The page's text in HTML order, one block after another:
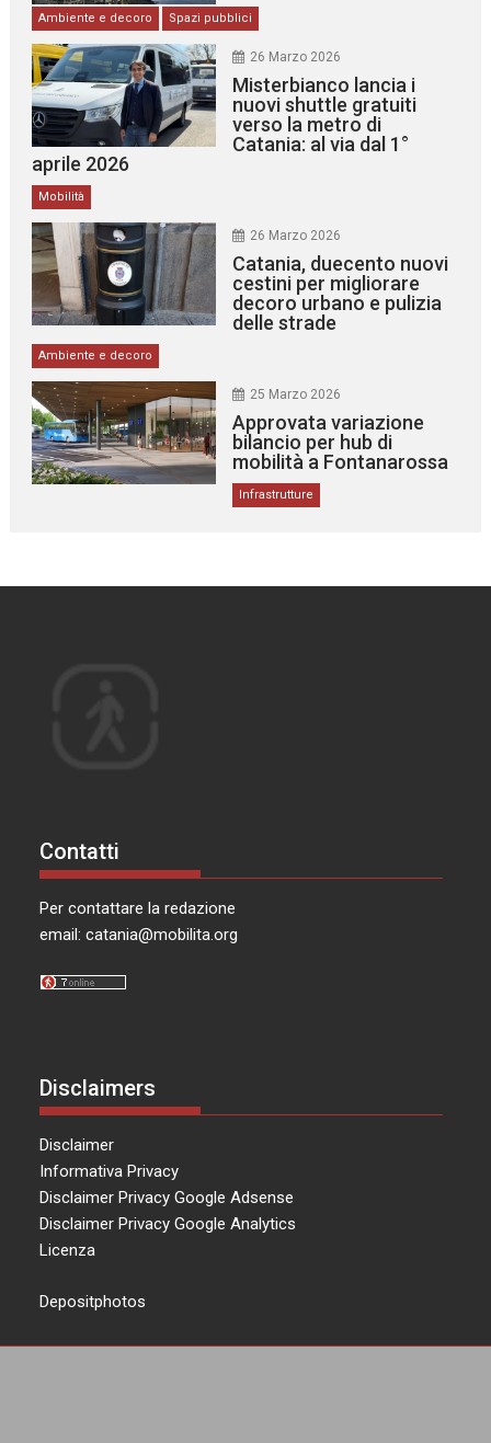
Ambiente e decoro Spazi pubblici
26 Marzo 2026
Misterbianco lancia i
nuovi shuttle gratuiti
verso la metro di
Catania: al via dal 1°
aprile 2026
Mobilità
26 Marzo 2026
Catania, duecento nuovi
cestini per migliorare
decoro urbano e pulizia
delle strade
Ambiente e decoro
25 Marzo 2026
Approvata variazione
bilancio per hub di
mobilità a Fontanarossa
Infrastrutture
Contatti
Per contattare la redazione
email:catania@mobilita.org
Disclaimers
Disclaimer
Informativa Privacy
Disclaimer Privacy Google Adsense
Disclaimer Privacy Google Analytics
Licenza
Depositphotos